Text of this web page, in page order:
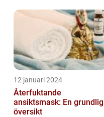
12 januari 2024
Återfuktande
ansiktsmask: En grundlig
översikt